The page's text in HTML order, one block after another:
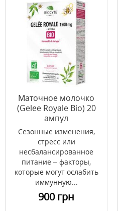
Маточное молочко
(Gelee Royale Bio) 20
ампул
Сезонные изменения,
стресс или
несбалансированное
питание – факторы,
которые могут ослабить
иммунную...
900 грн